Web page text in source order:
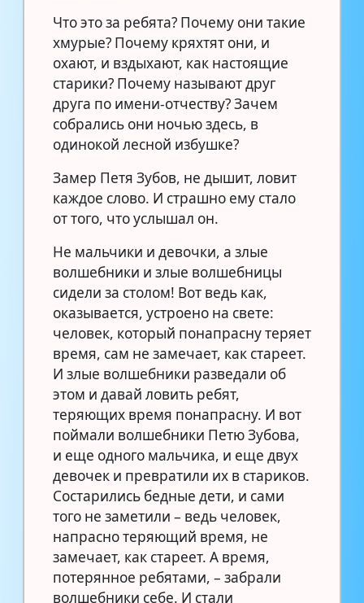
Что это за ребята? Почему они такие
хмурые? Почему кряхтят они, и
охают, и вздыхают, как настоящие
старики? Почему называют друг
друга по имени-отчеству? Зачем
собрались они ночью здесь, в
одинокой лесной избушке?
Замер Петя Зубов, не дышит, ловит
каждое слово. И страшно ему стало
от того, что услышал он.
Не мальчики и девочки, а злые
волшебники и злые волшебницы
сидели за столом! Вот ведь как,
оказывается, устроено на свете:
человек, который понапрасну теряет
время, сам не замечает, как стареет.
И злые волшебники разведали об
этом и давай ловить ребят,
теряющих время понапрасну. И вот
поймали волшебники Петю Зубова,
и еще одного мальчика, и еще двух
девочек и превратили их в стариков.
Состарились бедные дети, и сами
того не заметили – ведь человек,
напрасно теряющий время, не
замечает, как стареет. А время,
потерянное ребятами, – забрали
волшебники себе. И стали